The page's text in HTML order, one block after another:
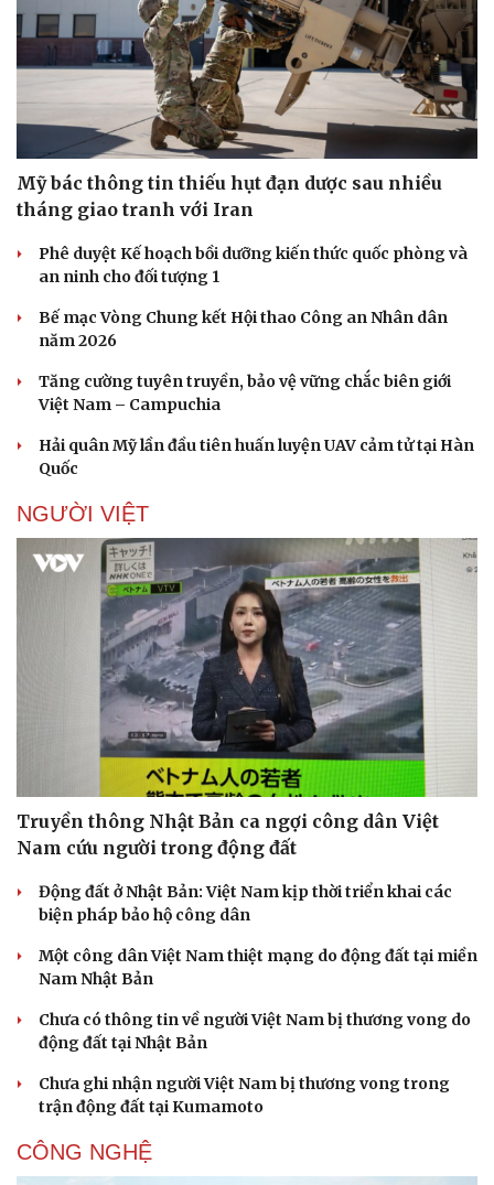
Doanh nghiệp
Thông tin doanh nghiệp
Doanh nghiệp 24h
Doanh nhân
Vì cộng đồng
Công nghệ
Sành điệu
Tin Công nghệ
Trải nghiệm
Mỹ bác thông tin thiếu hụt đạn dược sau nhiều
tháng giao tranh với Iran
Phê duyệt Kế hoạch bồi dưỡng kiến thức quốc phòng và
an ninh cho đối tượng 1
Bế mạc Vòng Chung kết Hội thao Công an Nhân dân
năm 2026
Tăng cường tuyên truyền, bảo vệ vững chắc biên giới
Việt Nam – Campuchia
Hải quân Mỹ lần đầu tiên huấn luyện UAV cảm tử tại Hàn
Quốc
NGƯỜI VIỆT
Truyền thông Nhật Bản ca ngợi công dân Việt
Nam cứu người trong động đất
Động đất ở Nhật Bản: Việt Nam kịp thời triển khai các
biện pháp bảo hộ công dân
Một công dân Việt Nam thiệt mạng do động đất tại miền
Nam Nhật Bản
Chưa có thông tin về người Việt Nam bị thương vong do
động đất tại Nhật Bản
Chưa ghi nhận người Việt Nam bị thương vong trong
trận động đất tại Kumamoto
CÔNG NGHỆ